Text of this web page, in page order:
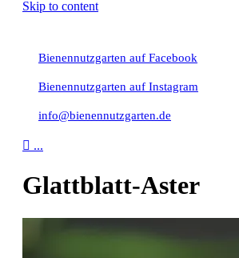
Skip to content
Bienennutzgarten auf Facebook
Bienennutzgarten auf Instagram
info@bienennutzgarten.de
 ...
Glattblatt-Aster